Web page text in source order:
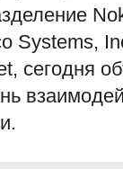
Systems,
сегодня